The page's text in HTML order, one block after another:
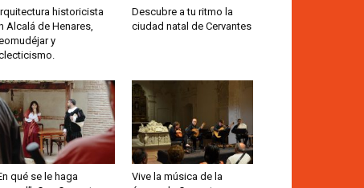
historicista
Alcalá de Henares,
y
Descubre a tu ritmo la
ciudad natal de Cervantes
qué se le haga
Vive la música de la